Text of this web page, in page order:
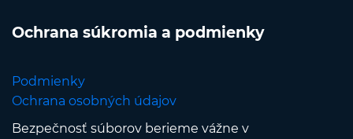
Ochrana súkromia a podmienky
Podmienky
Ochrana osobných údajov
Bezpečnosť súborov berieme vážne v